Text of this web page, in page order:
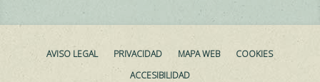
AVISO LEGAL PRIVACIDAD MAPA WEB
COOKIES
ACCESIBILIDAD